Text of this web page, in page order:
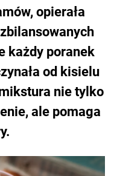
opierała
każdy poranek
od kisielu
nie tylko
ale pomaga